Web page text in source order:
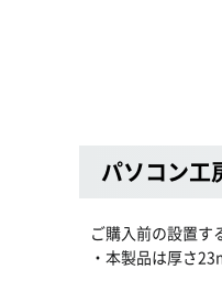
パソコン工
ご購入前の設置す
・本製品は厚さ